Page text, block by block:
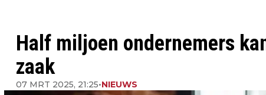
Half miljoen ondernemers
zaak
07 MRT 2025, 21:25•NIEUWS